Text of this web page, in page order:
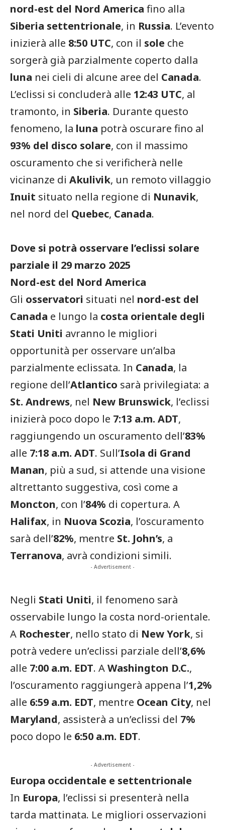
nord-est del Nord America fino alla
Siberia settentrionale, in Russia. L’evento
inizierà alle 8:50 UTC, con il sole che
sorgerà già parzialmente coperto dalla
luna nei cieli di alcune aree del Canada.
L’eclissi si concluderà alle 12:43 UTC, al
tramonto, in Siberia. Durante questo
fenomeno, la luna potrà oscurare fino al
93% del disco solare, con il massimo
oscuramento che si verificherà nelle
vicinanze di Akulivik, un remoto villaggio
Inuit situato nella regione di Nunavik,
nel nord del Quebec, Canada.
Dove si potrà osservare l’eclissi solare
parziale il 29 marzo 2025
Nord-est del Nord America
Gli osservatori situati nel nord-est del
Canada e lungo la costa orientale degli
Stati Uniti avranno le migliori
opportunità per osservare un’alba
parzialmente eclissata. In Canada, la
regione dell’Atlantico sarà privilegiata: a
St. Andrews, nel New Brunswick, l’eclissi
inizierà poco dopo le 7:13 a.m. ADT,
raggiungendo un oscuramento dell’83%
alle 7:18 a.m. ADT. Sull’Isola di Grand
Manan, più a sud, si attende una visione
altrettanto suggestiva, così come a
Moncton, con l’84% di copertura. A
Halifax, in Nuova Scozia, l’oscuramento
sarà dell’82%, mentre St. John’s, a
Terranova, avrà condizioni simili.
- Advertisement -
Negli Stati Uniti, il fenomeno sarà
osservabile lungo la costa nord-orientale.
A Rochester, nello stato di New York, si
potrà vedere un’eclissi parziale dell’8,6%
alle 7:00 a.m. EDT. AWashington D.C.,
l’oscuramento raggiungerà appena l’1,2%
alle 6:59 a.m. EDT, mentre Ocean City, nel
Maryland, assisterà a un’eclissi del 7%
poco dopo le 6:50 a.m. EDT.
- Advertisement -
Europa occidentale e settentrionale
In Europa, l’eclissi si presenterà nella
tarda mattinata. Le migliori osservazioni